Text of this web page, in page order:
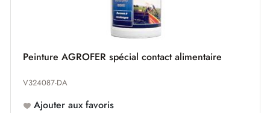
Peinture AGROFER spécial contact alimentaire
V324087-DA
Ajouter aux favoris